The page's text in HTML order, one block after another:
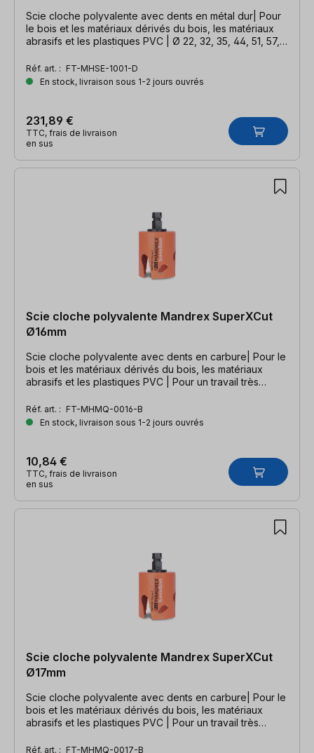
Scie cloche polyvalente avec dents en métal dur| Pour
le bois et les matériaux dérivés du bois, les matériaux
abrasifs et les plastiques PVC | Ø 22, 32, 35, 44, 51, 57,
mm
Réf. art. : FT-MHSE-1001-D
En stock, livraison sous 1-2 jours ouvrés
231,89 €
TTC, frais de livraison
en sus
Scie cloche polyvalente Mandrex SuperXCut
Ø16mm
Scie cloche polyvalente avec dents en carbure| Pour le
bois et les matériaux dérivés du bois, les matériaux
abrasifs et les plastiques PVC | Pour un travail très
Réf. art. : FT-MHMQ-0016-B
En stock, livraison sous 1-2 jours ouvrés
10,84 €
TTC, frais de livraison
en sus
Scie cloche polyvalente Mandrex SuperXCut
Ø17mm
Scie cloche polyvalente avec dents en carbure| Pour le
bois et les matériaux dérivés du bois, les matériaux
abrasifs et les plastiques PVC | Pour un travail très
Réf. art. : FT-MHMQ-0017-B